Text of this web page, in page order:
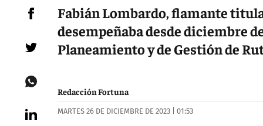
Fabián Lombardo, flamante
desempeñaba desde diciembre
Planeamiento y de Gestión de
Redacción Fortuna
MARTES 26 DE DICIEMBRE DE 2023 | 01:53